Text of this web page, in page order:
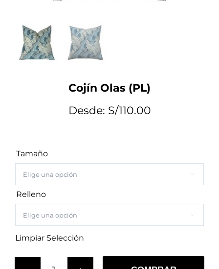
Tips de Diseño
Mi Cuenta
Carrito
Cojín Olas (PL)
Desde: S/110.00
Tamaño

Relleno

Limpiar Selección